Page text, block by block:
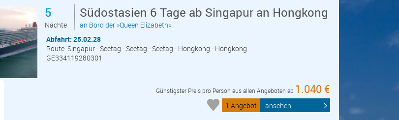
5
Nächte
Südostasien 6 Tage ab Singapur an Hongkong
an Bord der »Queen Elizabeth«
Abfahrt: 25.02.28
Route: Singapur - Seetag - Seetag - Seetag - Hongkong - Hongkong
GE334119280301
Günstigster Preis pro Person aus allen Angeboten ab 1.040 €
1 Angebot ansehen